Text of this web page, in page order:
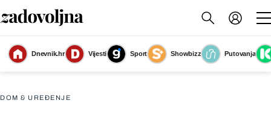
Dnevnik.hr Vijesti Sport Showbizz Putovanja
Tri jastuka na kauču izgledaju puno elegantnije od dva identična(Foto:
Living4media)
DOM & UREĐENJE